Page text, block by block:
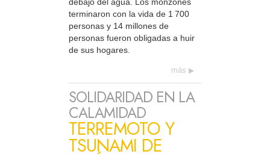
terminaron con la vida de 1 700
personas y 14 millones de
personas fueron obligadas a huir
de sus hogares.
más
SOLIDARIDAD EN LA
CALAMIDAD
TERREMOTO Y
TSUNAMI DE